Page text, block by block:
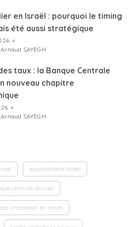
en Israël : pourquoi le timing
été aussi stratégique
●
Arnaud SAYEGH
taux : la Banque Centrale
nouveau chapitre
●
Arnaud SAYEGH
appartement israel
centrale d'israel
immobilier en Israel